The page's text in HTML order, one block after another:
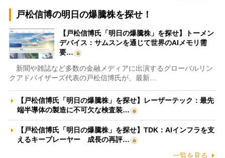
戸松信博の明日の爆騰株を探せ！
【戸松信博氏「明日の爆騰株」を探せ】トーメン
デバイス：サムスンを通じて世界のAIメモリ需
要…
新聞や雑誌など多数の金融メディアに出演するグローバルリン
クアドバイザーズ代表の戸松信博氏が、最新…
【戸松信博氏「明日の爆騰株」を探せ】レーザーテック：最先
端半導体の製造に不可欠な検査装…
【戸松信博氏「明日の爆騰株」を探せ】TDK：AIインフラを支
えるキープレーヤー 成長の再評…
一覧を見る